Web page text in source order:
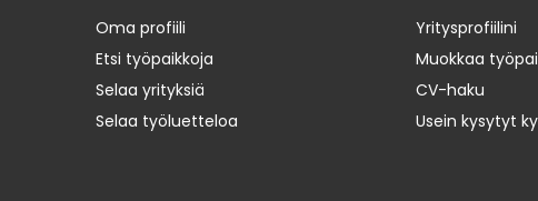
Oma profiili
Etsi työpaikkoja
Selaa yrityksiä
Selaa työluetteloa
Yritysprofiilini
Muokkaa
CV-haku
Usein kysytyt